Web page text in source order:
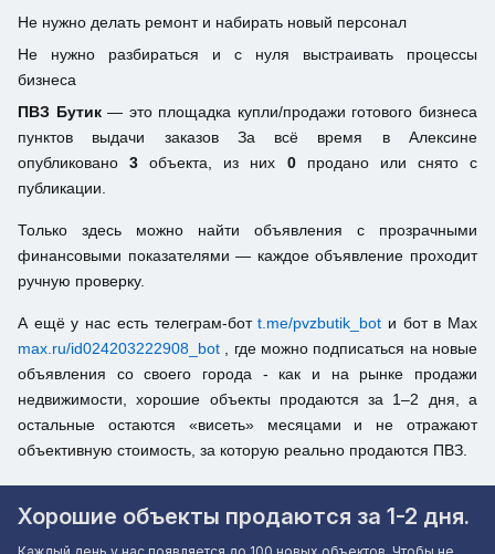
Не нужно делать ремонт и набирать новый персонал
Не нужно разбираться и с нуля выстраивать процессы
бизнеса
ПВЗ Бутик— это площадка купли/продажи готового бизнеса
пунктов выдачи заказов За всё время в Алексине
опубликовано3 объекта, из них 0продано или снято с
публикации.
Только здесь можно найти объявления с прозрачными
финансовыми показателями — каждое объявление проходит
ручную проверку.
А ещё у нас есть телеграм-ботt.me/pvzbutik_bot и бот в Max
max.ru/id024203222908_bot
, где можно подписаться на новые
объявления со своего города - как и на рынке продажи
недвижимости, хорошие объекты продаются за 1–2 дня, а
остальные остаются «висеть» месяцами и не отражают
объективную стоимость, за которую реально продаются ПВЗ.
Хорошие объекты продаются за 1-2 дня.